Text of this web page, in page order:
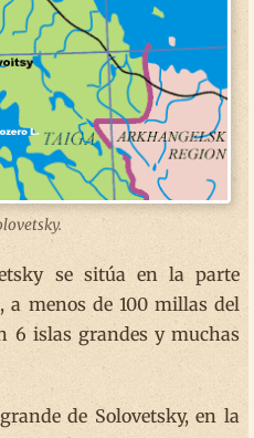
se sitúa en la parte
a menos de 100 millas del
6 islas grandes y muchas
de Solovetsky, en la